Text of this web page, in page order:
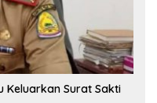
Keluarkan Surat Sakti